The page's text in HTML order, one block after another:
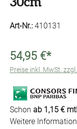
Art-Nr.: 410131
54,95 €*
Preise inkl. MwSt.
Schon ab 1,15 €
Weitere